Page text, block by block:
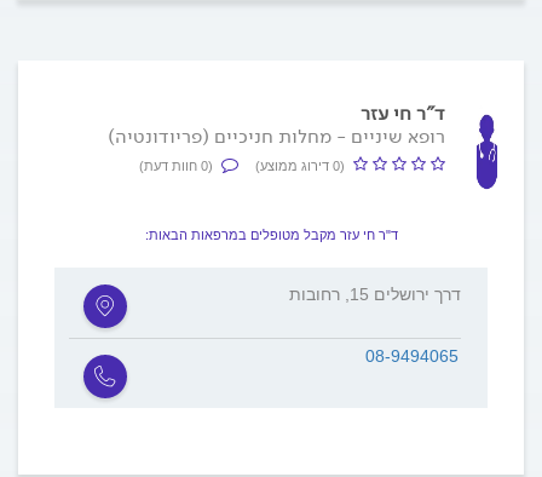
ד"ר חי עזר
רופא שיניים - מחלות חניכיים (פריודונטיה)
(0 דירוג ממוצע) (0 חוות דעת)
ד"ר חי עזר מקבל מטופלים במרפאות הבאות:
דרך ירושלים 15, רחובות
08-9494065